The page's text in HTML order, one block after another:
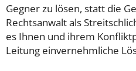
Gegner zu lösen, statt die
Rechtsanwalt als
es Ihnen und ihrem
Leitung einvernehmliche